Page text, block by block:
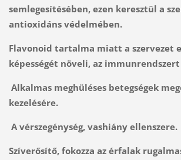
semlegesítésében, ezen keresztül a
antioxidáns védelmében.
Flavonoid tartalma miatt a szervezet
képességét növeli, az
Alkalmas meghüléses betegségek
kezelésére.
A vérszegénység, vashiány ellenszere.
Szíverősítő, fokozza az érfalak